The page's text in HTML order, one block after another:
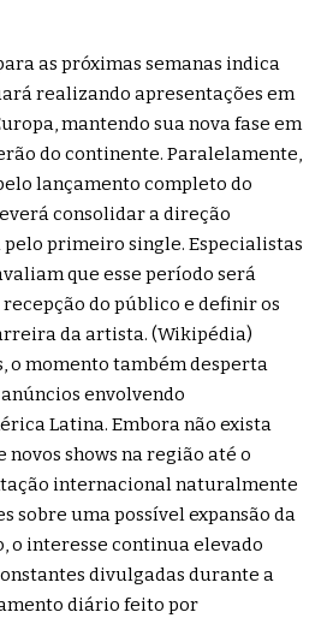
as próximas semanas indica
realizando apresentações em
mantendo sua nova fase em
do continente. Paralelamente,
lançamento completo do
consolidar a direção
primeiro single. Especialistas
que esse período será
do público e definir os
da artista. (Wikipédia)
o momento também desperta
envolvendo
Latina. Embora não exista
shows na região até o
internacional naturalmente
sobre uma possível expansão da
o interesse continua elevado
divulgadas durante a
diário feito por